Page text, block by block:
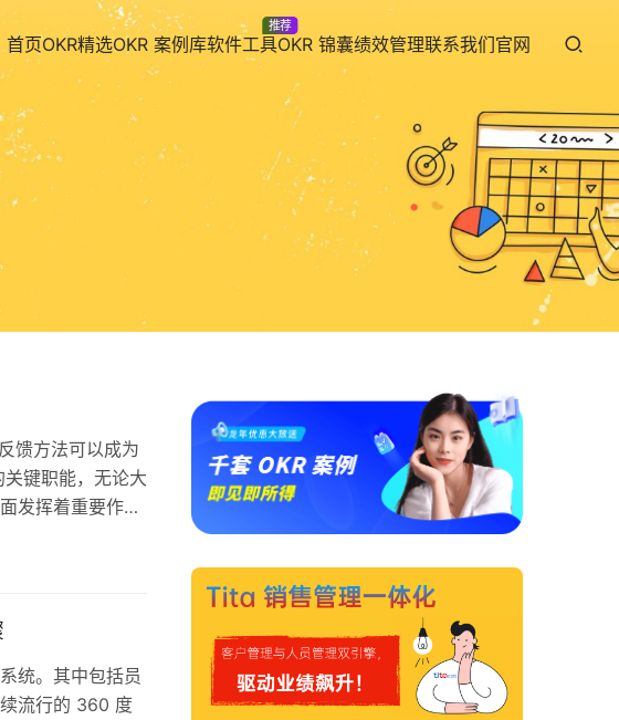
首页OKR精选OKR 案例库软件工具
推荐
OKR 锦囊绩效管理联系我们官网
馈方法可以成为
键职能，无论大
发挥着重要作
升和优化整个团
要在诚实评估员
统。其中包括员
流行的 360 度